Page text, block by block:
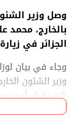
وصل وزير
بالخارج، محمد
الجزائر في
وجاء في بيان
وزير الشئون
الإفريقية، أحمد
نظيره